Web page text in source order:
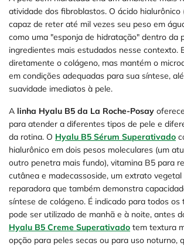
atividade dos fibroblastos. O ácido hialurônico
capaz de reter até mil vezes seu peso em
como uma "esponja de hidratação" dentro da
ingredientes mais estudados nesse contexto.
diretamente o colágeno, mas mantém o
em condições adequadas para sua síntese,
suavidade imediatos à pele.
A linha Hyalu B5 da La Roche-Posay
para atender a diferentes tipos de pele e
da rotina. O Hyalu B5 Sérum Superativado
hialurônico em dois pesos moleculares (um
outro penetra mais fundo), vitamina B5 para
cutânea e madecassoside, um extrato vegetal
reparadora que também demonstra
síntese de colágeno. É indicado para todos os
pode ser utilizado de manhã e à noite, antes
Hyalu B5 Creme Superativado tem textura
opção para peles secas ou para uso noturno,